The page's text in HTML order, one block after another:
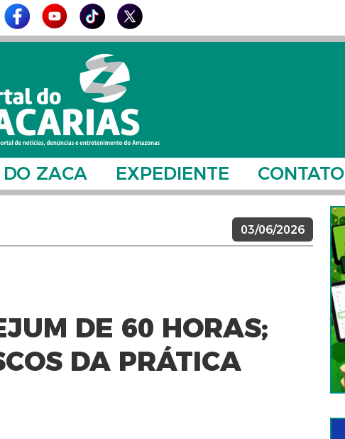
ZACA EXPEDIENTE CONTATO
03/06/2026
DE 60 HORAS;
DA PRÁTICA